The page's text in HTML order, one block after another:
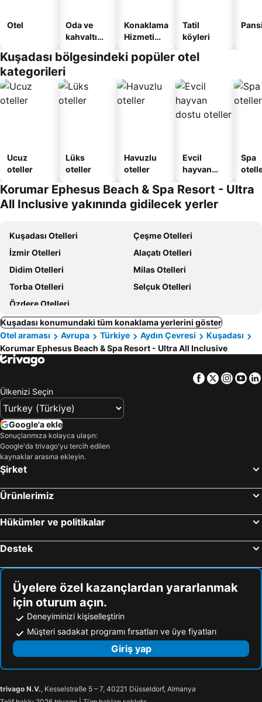
Otel
Oda ve
kahvaltı
oteller
Konaklama
Hizmeti
Apart
Tatil
köyleri
Kuşadası bölgesindeki popüler otel
kategorileri
Ucuz
oteller
Lüks
oteller
Havuzlu
oteller
Evcil
hayvan
oteller
Spa
Korumar Ephesus Beach & Spa Resort - Ultra
All Inclusive yakınında gidilecek yerler
Kuşadası Otelleri
Çeşme Otelleri
İzmir Otelleri
Alaçatı Otelleri
Didim Otelleri
Milas Otelleri
Torba Otelleri
Selçuk Otelleri
Özdere Otelleri
Kuşadası konumundaki tüm konaklama yerlerini göster
Otel araması
Avrupa Türkiye Aydın Çevresi
Kuşadası
Korumar Ephesus Beach & Spa Resort - Ultra All Inclusive
Facebook
Twitter
Ülkenizi Seçin
Google'a ekle
Sonuçlarımıza kolayca ulaşın:
Google'da trivago'yu tercih edilen
kaynaklar arasına ekleyin.
Şirket
Ürünlerimiz
Hükümler ve politikalar
Destek
Üyelere özel kazançlardan yararlanmak
için oturum açın.
Deneyiminizi kişiselleştirin
Müşteri sadakat programı fırsatları ve üye fiyatları
Giriş yap
trivago N.V., Kesselstraße 5 – 7, 40221 Düsseldorf, Almanya